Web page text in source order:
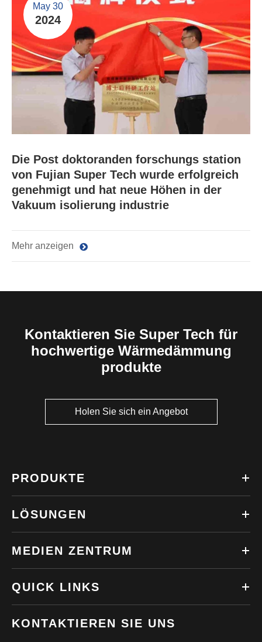
May 30
2024
Die Post doktoranden forschungs station
von Fujian Super Tech wurde erfolgreich
genehmigt und hat neue Höhen in der
Vakuum isolierung industrie
Mehr anzeigen
Kontaktieren Sie Super Tech für
hochwertige Wärmedämmung
produkte
Holen Sie sich ein Angebot
PRODUKTE
LÖSUNGEN
MEDIEN ZENTRUM
QUICK LINKS
KONTAKTIEREN SIE UNS